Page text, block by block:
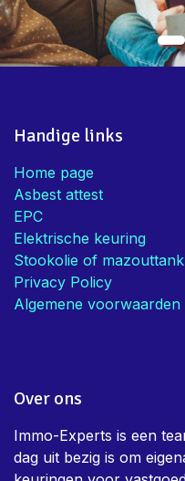
Handige links
Home page
Asbest attest
EPC
Elektrische keuring
Stookolie of mazouttank
Privacy Policy
Algemene voorwaarden
Over ons
Immo-Experts is een
dag uit bezig is om